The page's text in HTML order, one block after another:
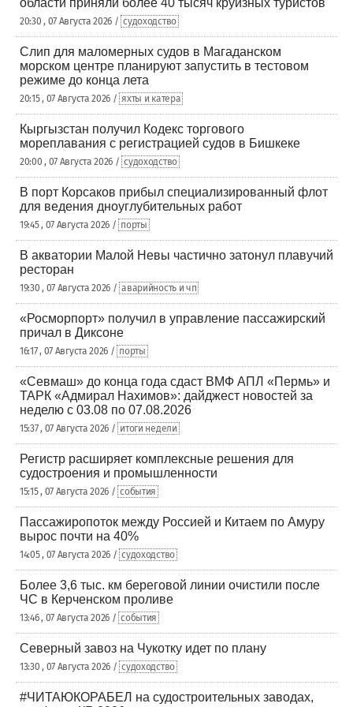
области приняли более 40 тысяч круизных туристов
20:30 , 07 Августа 2026 / судоходство
Слип для маломерных судов в Магаданском
морском центре планируют запустить в тестовом
режиме до конца лета
20:15 , 07 Августа 2026 / яхты и катера
Кыргызстан получил Кодекс торгового
мореплавания с регистрацией судов в Бишкеке
20:00 , 07 Августа 2026 / судоходство
В порт Корсаков прибыл специализированный флот
для ведения дноуглубительных работ
19:45 , 07 Августа 2026 / порты
В акватории Малой Невы частично затонул плавучий
ресторан
19:30 , 07 Августа 2026 / аварийность и чп
«Росморпорт» получил в управление пассажирский
причал в Диксоне
16:17 , 07 Августа 2026 / порты
«Севмаш» до конца года сдаст ВМФ АПЛ «Пермь» и
ТАРК «Адмирал Нахимов»: дайджест новостей за
неделю с 03.08 по 07.08.2026
15:37 , 07 Августа 2026 / итоги недели
Регистр расширяет комплексные решения для
судостроения и промышленности
15:15 , 07 Августа 2026 / события
Пассажиропоток между Россией и Китаем по Амуру
вырос почти на 40%
14:05 , 07 Августа 2026 / судоходство
Более 3,6 тыс. км береговой линии очистили после
ЧС в Керченском проливе
13:46 , 07 Августа 2026 / события
Северный завоз на Чукотку идет по плану
13:30 , 07 Августа 2026 / судоходство
#ЧИТАЮКОРАБЕЛ на судостроительных заводах,